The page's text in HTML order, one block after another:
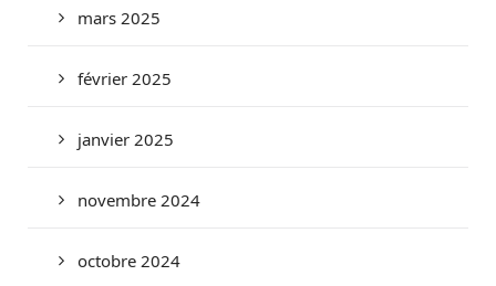
mars 2025
février 2025
janvier 2025
novembre 2024
octobre 2024